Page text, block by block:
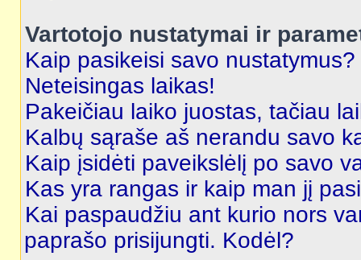
Vartotojo nustatymai ir
Kaip pasikeisi savo nustatymus?
Neteisingas laikas!
Pakeičiau laiko juostas, tačiau
Kalbų sąraše aš nerandu savo
Kaip įsidėti paveikslėlį po savo
Kas yra rangas ir kaip man jį
Kai paspaudžiu ant kurio nors
paprašo prisijungti. Kodėl?